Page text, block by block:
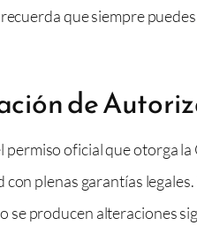
que siempre puedes
de
permiso oficial que otorga
plenas garantías
se producen alteraciones